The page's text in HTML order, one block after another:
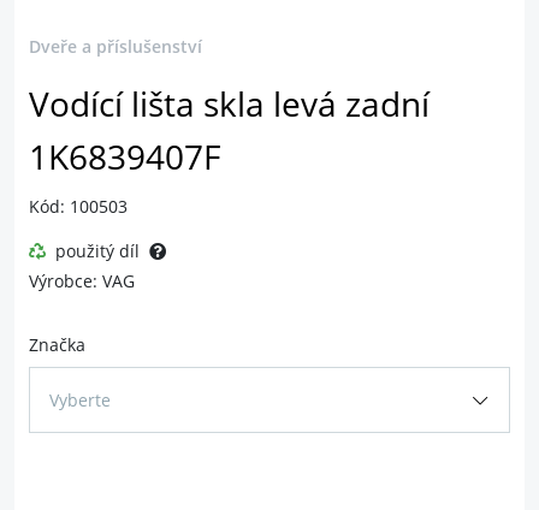
Dveře a příslušenství
Vodící lišta skla levá zadní
1K6839407F
Kód: 100503
použitý díl
Výrobce: VAG
Značka
Vyberte